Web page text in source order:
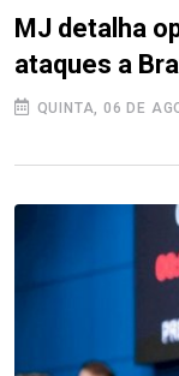
MJ detalha
ataques a
QUINTA, 06 DE